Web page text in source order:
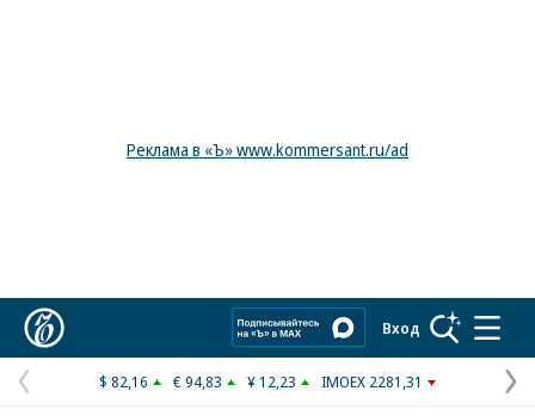
Реклама в «Ъ» www.kommersant.ru/ad
Вход
Предыдущая
$ 82,16 € 94,83 ¥ 12,23 IMOEX 2281,31